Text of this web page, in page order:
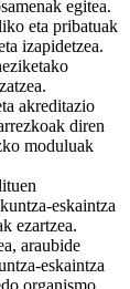
egitea.
eta pribatuak
izapidetzea.
akreditazio
diren
moduluak
eskaintza
ezartzea.
araubide
eskaintza
organismo